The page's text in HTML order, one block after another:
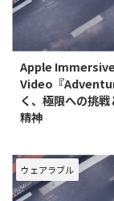
Apple
Video『
く、極限への挑戦
精神
私たちの映像体験を
つつあります。特に
Vision Proで提供され
ウェアラブル